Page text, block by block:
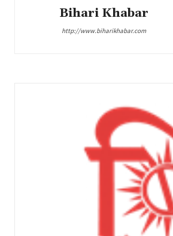
Bihari Khabar
http://www.biharikhabar.com